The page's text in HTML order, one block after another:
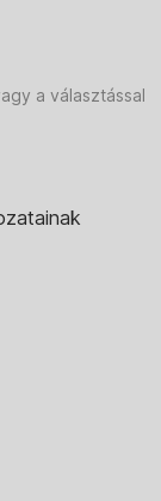
a választással